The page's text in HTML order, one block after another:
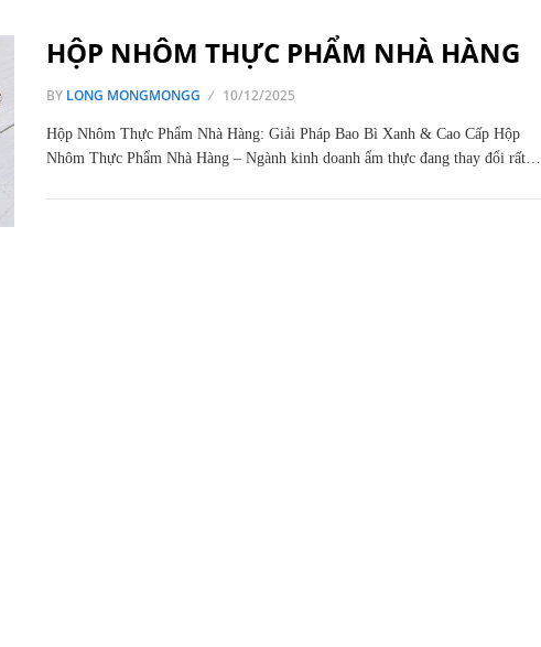
HỘP NHÔM THỰC PHẨM NHÀ HÀNG
BY LONG MONGMONGG 10/12/2025
Hộp Nhôm Thực Phẩm Nhà Hàng: Giải Pháp Bao Bì Xanh & Cao Cấp Hộp
Nhôm Thực Phẩm Nhà Hàng – Ngành kinh doanh ẩm thực đang thay đổi rất…